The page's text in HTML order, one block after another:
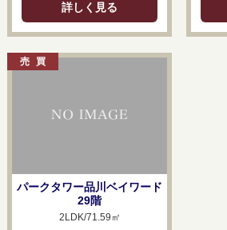
詳しく見る
パークタワー品川ベイワード
29階
2LDK/71.59㎡